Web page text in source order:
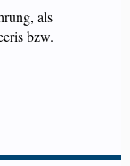
als
bzw.